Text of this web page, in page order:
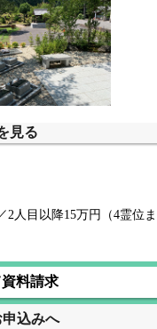
見る
人目以降15万円（4霊位
料請求
込みへ